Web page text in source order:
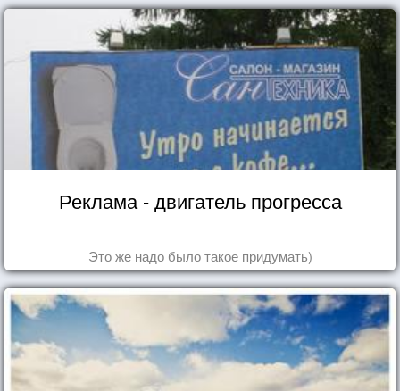
Реклама - двигатель прогресса
Это же надо было такое придумать)